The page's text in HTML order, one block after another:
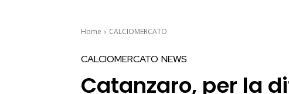
Home CALCIOMERCATO
CALCIOMERCATO NEWS
Catanzaro, per la